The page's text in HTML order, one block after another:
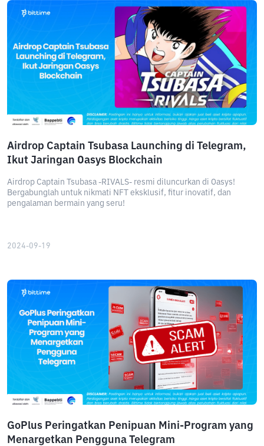
Airdrop Captain Tsubasa Launching di Telegram,
Ikut Jaringan Oasys Blockchain
Airdrop Captain Tsubasa -RIVALS- resmi diluncurkan di Oasys!
Bergabunglah untuk nikmati NFT eksklusif, fitur inovatif, dan
pengalaman bermain yang seru!
2024-09-19
GoPlus Peringatkan Penipuan Mini-Program yang
Menargetkan Pengguna Telegram